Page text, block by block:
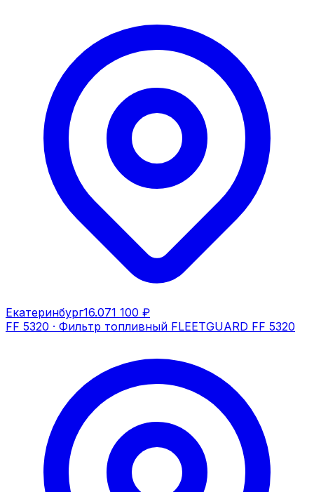
Екатеринбург16.071 100 ₽
FF 5320 · Фильтр топливный FLEETGUARD FF 5320